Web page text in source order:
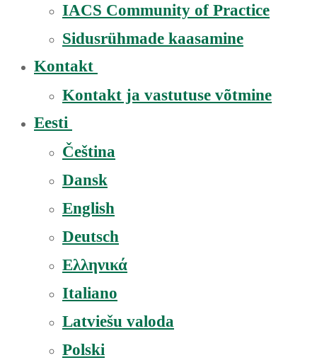
IACS Community of Practice
Sidusrühmade kaasamine
Kontakt
Kontakt ja vastutuse võtmine
Eesti
Čeština
Dansk
English
Deutsch
Ελληνικά
Italiano
Latviešu valoda
Polski